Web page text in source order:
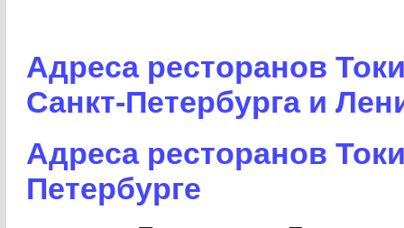
Адреса ресторанов
Санкт-Петербурга и
Адреса ресторанов
Петербурге